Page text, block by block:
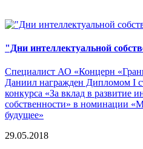
"Дни интеллектуальной
Специалист АО «Концерн
Даниил награжден Дипломом I
конкурса «За вклад в развитие
собственности» в номинации
будущее»
29.05.2018